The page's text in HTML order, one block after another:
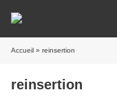
Accueil » reinsertion
reinsertion